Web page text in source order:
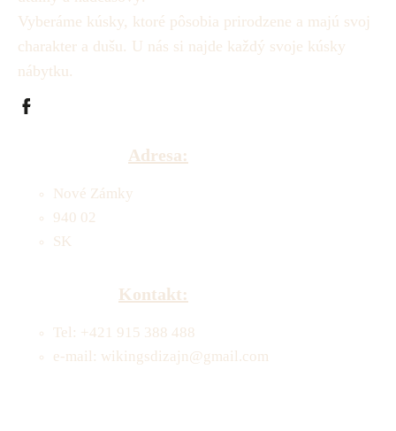
Vyberáme kúsky, ktoré pôsobia prirodzene a majú svoj
charakter a dušu. U nás si najde každý svoje kúsky
nábytku.
Adresa:
Nové Zámky
940 02
SK
Kontakt:
Tel: +421 915 388 488
e-mail: wikingsdizajn@gmail.com